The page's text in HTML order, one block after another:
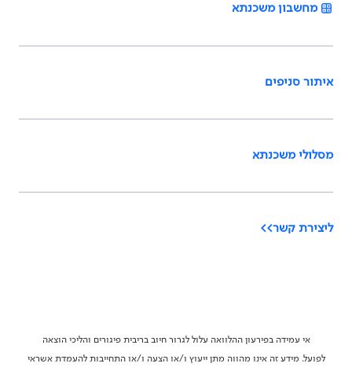
מחשבון משכנתא
איתור סניפים
מסלולי משכנתא
ליצירת קשר>>
אי עמידה בפירעון ההלוואה עלול לגרור חיוב בריבית פיגורים והליכי הוצאה
לפועל. מידע זה אינו מהווה מתן ייעוץ ו/או הצעה ו/או התחייבות להעמדת אשראי